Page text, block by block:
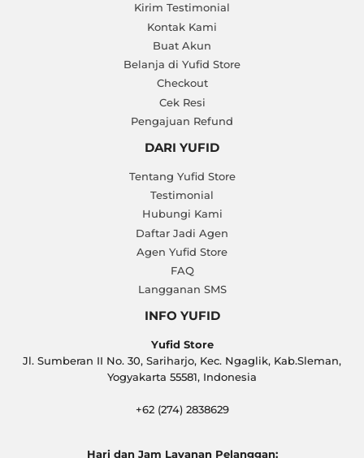
Kirim Testimonial
Kontak Kami
Buat Akun
Belanja di Yufid Store
Checkout
Cek Resi
Pengajuan Refund
DARI YUFID
Tentang Yufid Store
Testimonial
Hubungi Kami
Daftar Jadi Agen
Agen Yufid Store
FAQ
Langganan SMS
INFO YUFID
Yufid Store
Jl. Sumberan II No. 30, Sariharjo, Kec. Ngaglik, Kab.Sleman,
Yogyakarta 55581, Indonesia
+62 (274) 2838629
Hari dan Jam Layanan Pelanggan: